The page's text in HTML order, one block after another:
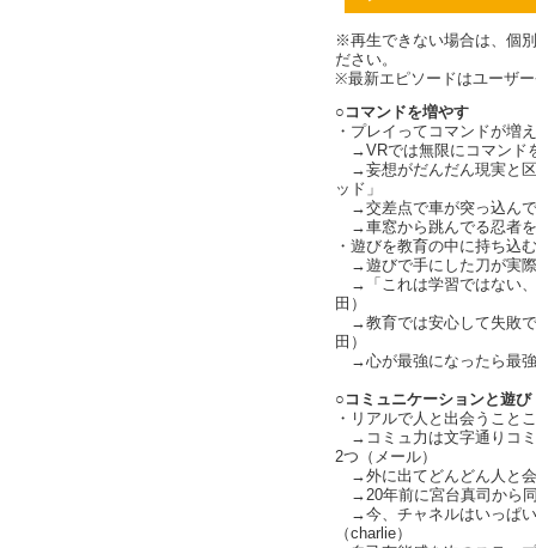
※再生できない場合は、個
ださい。
※最新エピソードはユーザ
○コマンドを増やす
・プレイってコマンドが増
→VRでは無限にコマンド
→妄想がだんだん現実と区
ッド」
→交差点で車が突っ込ん
→車窓から跳んでる忍者
・遊びを教育の中に持ち込
→遊びで手にした刀が実
→「これは学習ではない、
田）
→教育では安心して失敗で
田）
→心が最強になったら最
○コミュニケーションと遊び
・リアルで人と出会うこと
→コミュ力は文字通りコミ
2つ（メール）
→外に出てどんどん人と
→20年前に宮台真司から
→今、チャネルはいっぱい
（charlie）